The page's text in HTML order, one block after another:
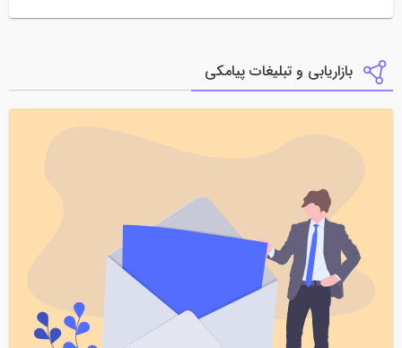
بازاریابی و تبلیغات پیامکی